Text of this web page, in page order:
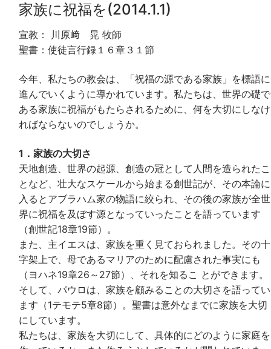
家族に祝福を(2014.1.1)
宣教： 川原﨑 晃 牧師
聖書：使徒言行録１６章３１節
今年、私たちの教会は、「祝福の源である家族」を標語に
進んでいくように導かれています。私たちは、世界の礎で
ある家族に祝福がもたらされるために、何を大切にしなけ
ればならないのでしょうか。
1．家族の大切さ
天地創造、世界の起源、創造の冠として人間を造られたこ
となど、壮大なスケールから始まる創世記が、その本論に
入るとアブラハム家の物語に絞られ、その後の家族が全世
界に祝福を及ぼす源となっていったことを語っています
（創世記18章19節）。
また、主イエスは、家族を重く見ておられました。その十
字架上で、母であるマリアのために配慮された事実にも
（ヨハネ19章26～27節）、それを知るこ とができます。
そして、パウロは、家族を顧みることの大切さを語ってい
ます（1テモテ5章8節）。聖書は意外なまでに家族を大切
にしています。
私たちは、家族を大切にして、具体的にどのように家庭を